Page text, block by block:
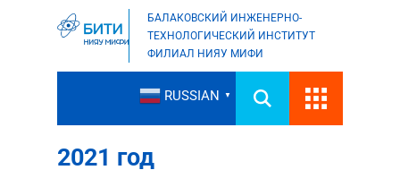
БАЛАКОВСКИЙ ИНЖЕНЕРНО-
ТЕХНОЛОГИЧЕСКИЙ ИНСТИТУТ
ФИЛИАЛ НИЯУ МИФИ
RUSSIAN ▼
2021 год